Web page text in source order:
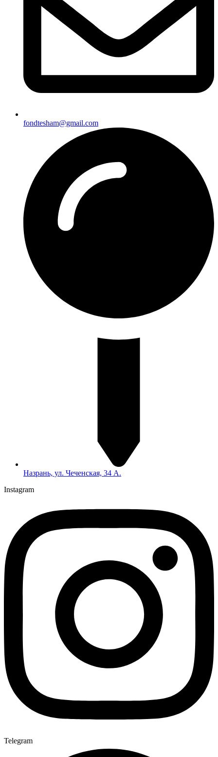
fondtesham@gmail.com
Назрань, ул. Чеченская, 34 А.
Instagram
Telegram